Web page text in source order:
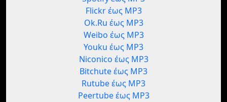
Flickr έως MP3
Ok.Ru έως MP3
Weibo έως MP3
Youku έως MP3
Niconico έως MP3
Bitchute έως MP3
Rutube έως MP3
Peertube έως MP3